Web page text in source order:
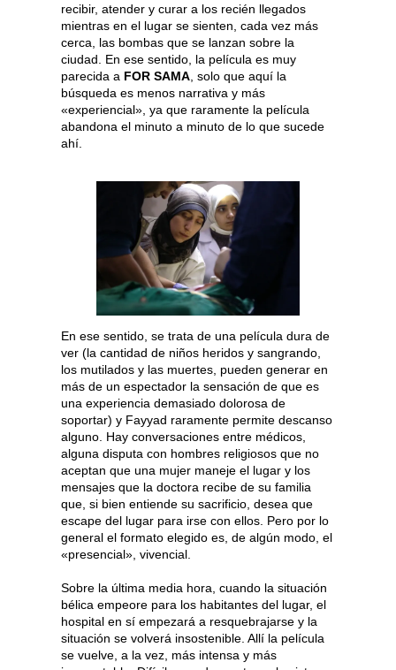
recibir, atender y curar a los recién llegados
mientras en el lugar se sienten, cada vez más
cerca, las bombas que se lanzan sobre la
ciudad. En ese sentido, la película es muy
parecida a FOR SAMA , solo que aquí la
búsqueda es menos narrativa y más
«experiencial», ya que raramente la película
abandona el minuto a minuto de lo que sucede
ahí.
En ese sentido, se trata de una película dura de
ver (la cantidad de niños heridos y sangrando,
los mutilados y las muertes, pueden generar en
más de un espectador la sensación de que es
una experiencia demasiado dolorosa de
soportar) y Fayyad raramente permite descanso
alguno. Hay conversaciones entre médicos,
alguna disputa con hombres religiosos que no
aceptan que una mujer maneje el lugar y los
mensajes que la doctora recibe de su familia
que, si bien entiende su sacrificio, desea que
escape del lugar para irse con ellos. Pero por lo
general el formato elegido es, de algún modo, el
«presencial», vivencial.
Sobre la última media hora, cuando la situación
bélica empeore para los habitantes del lugar, el
hospital en sí empezará a resquebrajarse y la
situación se volverá insostenible. Allí la película
se vuelve, a la vez, más intensa y más